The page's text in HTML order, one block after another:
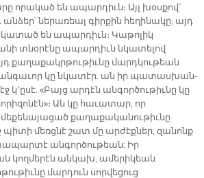
որակած են ապարդիւն։ Այլ խօսքով՝
ներառեալ գիրքին հեղինակը, այդ
են ապարդիւն։ Կաթոլիկ
տնօրէնը ապարդիւն նկատելով
քաղաքակրթութիւնը մարդկութեան
կը նկատէր. ան իր պատասխան-
կ՚ըսէ. «Բայց արդէն անգործութիւնը կը
Ան կը հաւատար, որ
մեքենայացած քաղաքականութիւնը
պիտի մեռցնէ շատ մը արժէքներ, զանոնք
անգործութեան: Իր
կողմերէն անկախ, ամերիկեան
մարդուն սորվեցուց